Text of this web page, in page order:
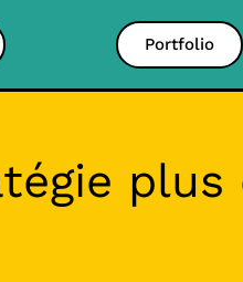
Portfolio
plus